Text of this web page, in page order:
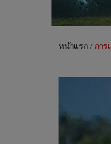
หน้าแรก/การ